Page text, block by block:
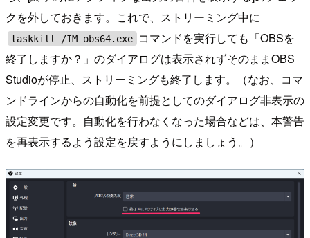
クを外しておきます。これで、ストリーミング中に
taskkill /IM obs64.exe
コマンドを実行しても「OBSを
終了しますか？」のダイアログは表示されずそのままOBS
Studioが停止、ストリーミングも終了します。（なお、コマ
ンドラインからの自動化を前提としてのダイアログ非表示の
設定変更です。自動化を行わなくなった場合などは、本警告
を再表示するよう設定を戻すようにしましょう。）